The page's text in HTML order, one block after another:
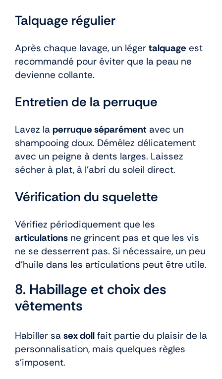
Talquage régulier
Après chaque lavage, un léger talquage est
recommandé pour éviter que la peau ne
devienne collante.
Entretien de la perruque
Lavez la perruque séparément avec un
shampooing doux. Démêlez délicatement
avec un peigne à dents larges. Laissez
sécher à plat, à l’abri du soleil direct.
Vérification du squelette
Vérifiez périodiquement que les
articulations ne grincent pas et que les vis
ne se desserrent pas. Si nécessaire, un peu
d’huile dans les articulations peut être utile.
8. Habillage et choix des
vêtements
Habiller sa sex doll fait partie du plaisir de la
personnalisation, mais quelques règles
s’imposent.